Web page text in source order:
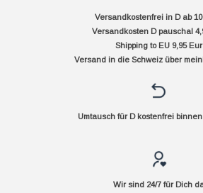
Versandkostenfrei in D ab
Versandkosten D pauschal
Shipping to EU 9,95 Eur
Versand in die Schweiz über
Umtausch für D kostenfrei
Wir sind 24/7 für Dich